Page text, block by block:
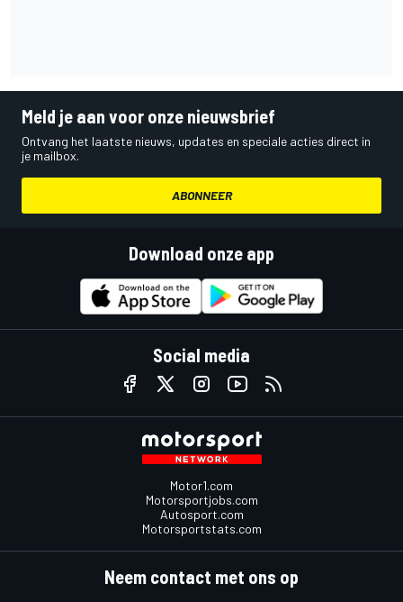
Meld je aan voor onze nieuwsbrief
Ontvang het laatste nieuws, updates en speciale acties direct in
je mailbox.
ABONNEER
Download onze app
Social media
Motor1.com
Motorsportjobs.com
Autosport.com
Motorsportstats.com
Neem contact met ons op